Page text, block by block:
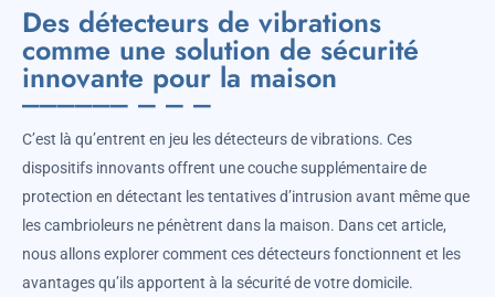
Des détecteurs de vibrations
comme une solution de sécurité
innovante pour la maison
C’est là qu’entrent en jeu les détecteurs de vibrations. Ces
dispositifs innovants offrent une couche supplémentaire de
protection en détectant les tentatives d’intrusion avant même que
les cambrioleurs ne pénètrent dans la maison. Dans cet article,
nous allons explorer comment ces détecteurs fonctionnent et les
avantages qu’ils apportent à la sécurité de votre domicile.